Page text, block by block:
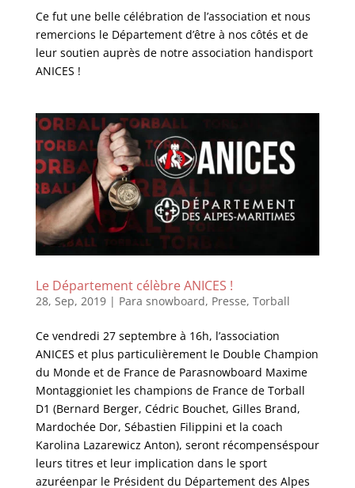
Ce fut une belle célébration de l’association et nous
remercions le Département d’être à nos côtés et de
leur soutien auprès de notre association handisport
ANICES !
Le Département célèbre ANICES !
28, Sep, 2019| Para snowboard, Presse, Torball
Ce vendredi 27 septembre à 16h, l’association
ANICES et plus particulièrement le Double Champion
du Monde et de France de Parasnowboard Maxime
Montaggioniet les champions de France de Torball
D1 (Bernard Berger, Cédric Bouchet, Gilles Brand,
Mardochée Dor, Sébastien Filippini et la coach
Karolina Lazarewicz Anton), seront récompenséspour
leurs titres et leur implication dans le sport
azuréenpar le Président du Département des Alpes